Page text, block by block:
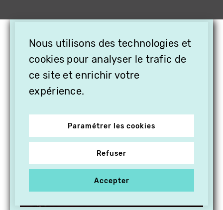
Nous utilisons des technologies et
cookies pour analyser le trafic de
ce site et enrichir votre
expérience.
Paramétrer les cookies
Refuser
Accepter
OFFREZ LA VIDÉO EN
CADEAU, ABONNEZ VOS
PROCHES À VITHÈQUE !